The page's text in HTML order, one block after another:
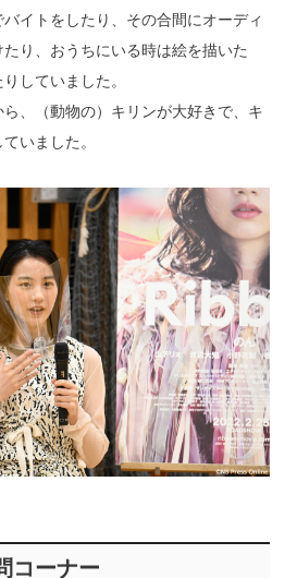
イトをしたり、その合間にオーディ
り、おうちにいる時は絵を描いた
していました。
、（動物の）キリンが大好きで、キ
いました。
コーナー